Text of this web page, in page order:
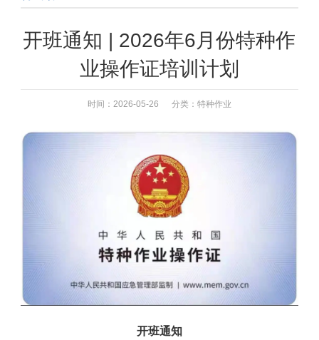
开班通知 | 2026年6月份特种作
业操作证培训计划
时间：2026-05-26 分类： 特种作业
开班通知